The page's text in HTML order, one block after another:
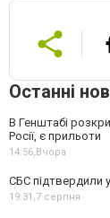
Останні
В Генштабі
Росії, є прильоти
14:56,Вчора
СБС підтвердили
19:31,7 серпня